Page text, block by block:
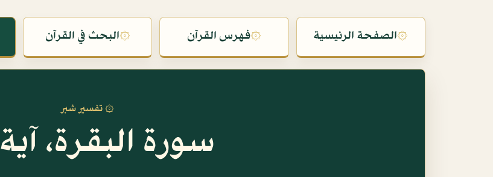
۞الصفحة الرئيسية ۞فهرس القرآن ۞البحث في القرآن
۞ تفسير شبر
سورة البقرة، آية ٦١